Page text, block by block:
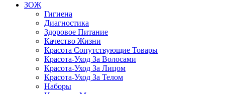
ЗОЖ
Гигиена
Диагностика
Здоровое Питание
Качество Жизни
Красота Сопутствующие Товары
Красота-Уход За Волосами
Красота-Уход За Лицом
Красота-Уход За Телом
Наборы